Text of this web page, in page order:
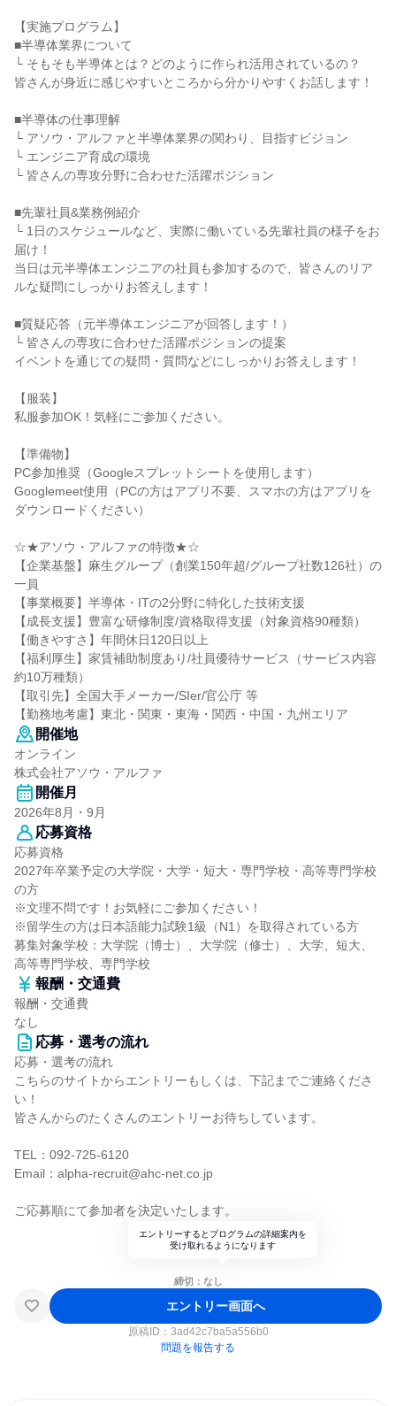
【実施プログラム】
■半導体業界について
└ そもそも半導体とは？どのように作られ活用されているの？
皆さんが身近に感じやすいところから分かりやすくお話します！
■半導体の仕事理解
└ アソウ・アルファと半導体業界の関わり、目指すビジョン
└ エンジニア育成の環境
└ 皆さんの専攻分野に合わせた活躍ポジション
■先輩社員&業務例紹介
└ 1日のスケジュールなど、実際に働いている先輩社員の様子をお
届け！
当日は元半導体エンジニアの社員も参加するので、皆さんのリア
ルな疑問にしっかりお答えします！
■質疑応答（元半導体エンジニアが回答します！）
└ 皆さんの専攻に合わせた活躍ポジションの提案
イベントを通じての疑問・質問などにしっかりお答えします！
【服装】
私服参加OK！気軽にご参加ください。
【準備物】
PC参加推奨（Googleスプレットシートを使用します）
Googlemeet使用（PCの方はアプリ不要、スマホの方はアプリを
ダウンロードください）
☆★アソウ・アルファの特徴★☆
【企業基盤】麻生グループ（創業150年超/グループ社数126社）の
一員
【事業概要】半導体・ITの2分野に特化した技術支援
【成長支援】豊富な研修制度/資格取得支援（対象資格90種類）
【働きやすさ】年間休日120日以上
【福利厚生】家賃補助制度あり/社員優待サービス（サービス内容
約10万種類）
【取引先】全国大手メーカー/SIer/官公庁 等
【勤務地考慮】東北・関東・東海・関西・中国・九州エリア
開催地
オンライン
株式会社アソウ・アルファ
開催月
2026年8月・9月
応募資格
応募資格
2027年卒業予定の大学院・大学・短大・専門学校・高等専門学校
の方
※文理不問です！お気軽にご参加ください！
※留学生の方は日本語能力試験1級（N1）を取得されている方
募集対象学校：大学院（博士）、大学院（修士）、大学、短大、
高等専門学校、専門学校
報酬・交通費
報酬・交通費
なし
応募・選考の流れ
応募・選考の流れ
こちらのサイトからエントリーもしくは、下記までご連絡くださ
い！
皆さんからのたくさんのエントリーお待ちしています。
TEL：092-725-6120
Email：alpha-recruit@ahc-net.co.jp
ご応募順にて参加者を決定いたします。
エントリーするとプログラムの詳細案内を
受け取れるようになります
締切：なし
エントリー画面へ
原稿ID： 3ad42c7ba5a556b0
問題を報告する